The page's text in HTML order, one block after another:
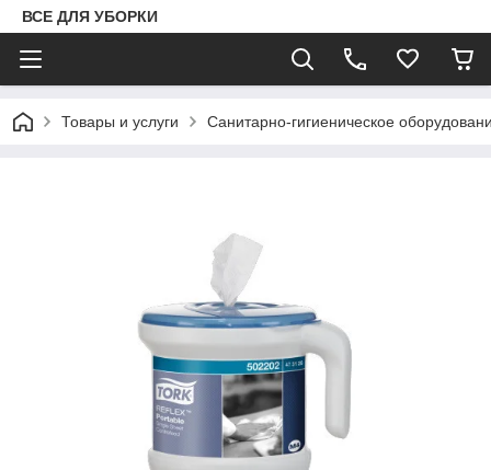
ВСЕ ДЛЯ УБОРКИ
Товары и услуги Санитарно-гигиеническое